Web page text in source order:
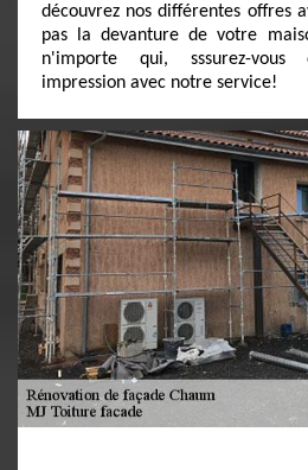
découvrez nos différentes offres
pas la devanture de votre
n'importe qui, sssurez-vous
impression avec notre service!